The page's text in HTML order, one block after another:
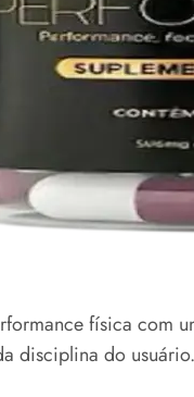
física com
disciplina do